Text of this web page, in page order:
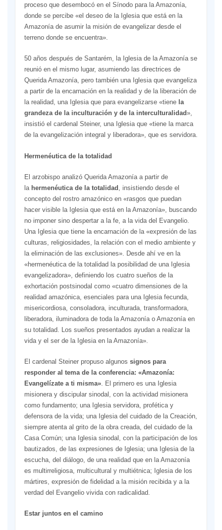
proceso que desembocó en el Sínodo para la Amazonía,
donde se percibe «el deseo de la Iglesia que está en la
Amazonía de asumir la misión de evangelizar desde el
terreno donde se encuentra».
50 años después de Santarém, la Iglesia de la Amazonía se
reunió en el mismo lugar, asumiendo las directrices de
Querida Amazonía, pero también una Iglesia que evangeliza
a partir de la encarnación en la realidad y de la liberación de
la realidad, una Iglesia que para evangelizarse «tiene la
grandeza de la inculturación y de la interculturalidad»,
insistió el cardenal Steiner, una Iglesia que «tiene la marca
de la evangelización integral y liberadora», que es servidora.
Hermenéutica de la totalidad
El arzobispo analizó Querida Amazonía a partir de
la hermenéutica de la totalidad
, insistiendo desde el
concepto del rostro amazónico en «rasgos que puedan
hacer visible la Iglesia que está en la Amazonía», buscando
no imponer sino despertar a la fe, a la vida del Evangelio.
Una Iglesia que tiene la encarnación de la «expresión de las
culturas, religiosidades, la relación con el medio ambiente y
la eliminación de las exclusiones». Desde ahí ve en la
«hermenéutica de la totalidad la posibilidad de una Iglesia
evangelizadora», definiendo los cuatro sueños de la
exhortación postsinodal como «cuatro dimensiones de la
realidad amazónica, esenciales para una Iglesia fecunda,
misericordiosa, consoladora, inculturada, transformadora,
liberadora, iluminadora de toda la Amazonía o Amazonía en
su totalidad. Los sueños presentados ayudan a realizar la
vida y el ser de la Iglesia en la Amazonía».
El cardenal Steiner propuso algunos signos para
responder al tema de la conferencia: «Amazonía:
Evangelízate a ti misma». El primero es una Iglesia
misionera y discipular sinodal, con la actividad misionera
como fundamento; una Iglesia servidora, profética y
defensora de la vida; una Iglesia del cuidado de la Creación,
siempre atenta al grito de la obra creada, del cuidado de la
Casa Común; una Iglesia sinodal, con la participación de los
bautizados, de las expresiones de Iglesia; una Iglesia de la
escucha, del diálogo, de una realidad que en la Amazonía
es multirreligiosa, multicultural y multiétnica; Iglesia de los
mártires, expresión de fidelidad a la misión recibida y a la
verdad del Evangelio vivida con radicalidad.
Estar juntos en el camino